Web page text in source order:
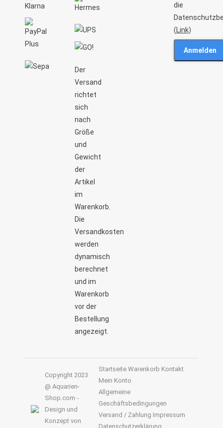
Der
Versand
richtet
sich
nach
Größe
und
Gewicht
der
Artikel
im
Warenkorb.
Die
Versandkosten
werden
dynamisch
berechnet
und im
Warenkorb
vor der
Bestellung
angezeigt.
die
(Link)
Copyright 2023
@ Aquarien-
Shop.com -
Design und
Konzept von
Startseite Warenkorb Kontakt
Mein Konto
Allgemeine
Geschäftsbedingungen
Versand / Zahlung Impressum
Datenschutzerklärung